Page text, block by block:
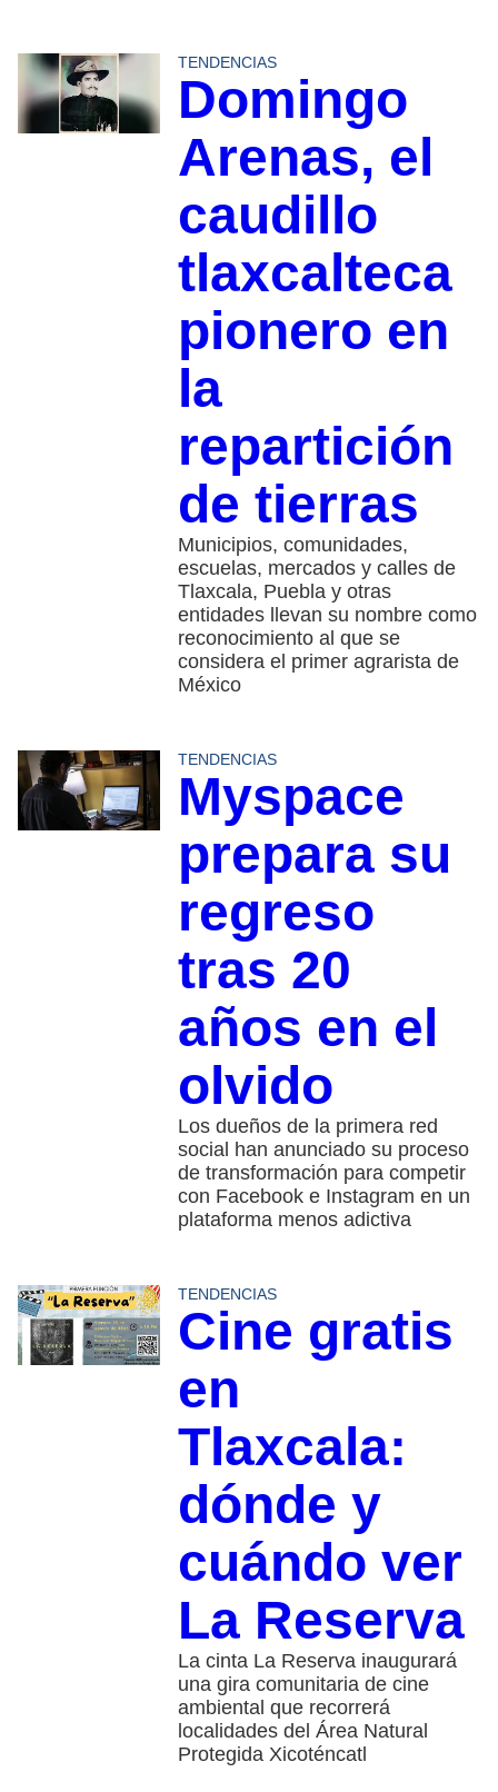
TENDENCIAS
Domingo
Arenas, el
caudillo
tlaxcalteca
pionero en
la
repartición
de tierras
Municipios, comunidades,
escuelas, mercados y calles de
Tlaxcala, Puebla y otras
entidades llevan su nombre como
reconocimiento al que se
considera el primer agrarista de
México
TENDENCIAS
Myspace
prepara su
regreso
tras 20
años en el
olvido
Los dueños de la primera red
social han anunciado su proceso
de transformación para competir
con Facebook e Instagram en un
plataforma menos adictiva
TENDENCIAS
Cine gratis
en
Tlaxcala:
dónde y
cuándo ver
La Reserva
La cinta La Reserva inaugurará
una gira comunitaria de cine
ambiental que recorrerá
localidades del Área Natural
Protegida Xicoténcatl